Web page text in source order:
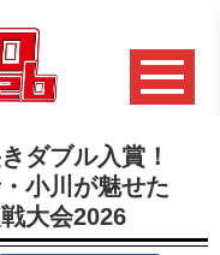
ダブル入賞！
小川が魅せた
大会2026